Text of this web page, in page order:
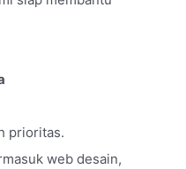
prioritas.
web desain,